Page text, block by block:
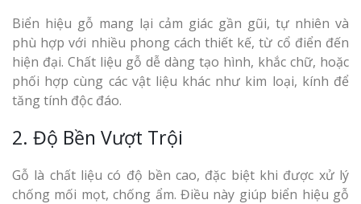
Biển hiệu gỗ mang lại cảm giác gần gũi, tự nhiên và
phù hợp với nhiều phong cách thiết kế, từ cổ điển đến
hiện đại. Chất liệu gỗ dễ dàng tạo hình, khắc chữ, hoặc
phối hợp cùng các vật liệu khác như kim loại, kính để
tăng tính độc đáo.
2. Độ Bền Vượt Trội
Gỗ là chất liệu có độ bền cao, đặc biệt khi được xử lý
chống mối mọt, chống ẩm. Điều này giúp biển hiệu gỗ